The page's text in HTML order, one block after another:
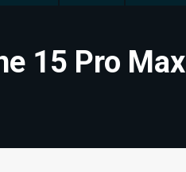
15 Pro Max